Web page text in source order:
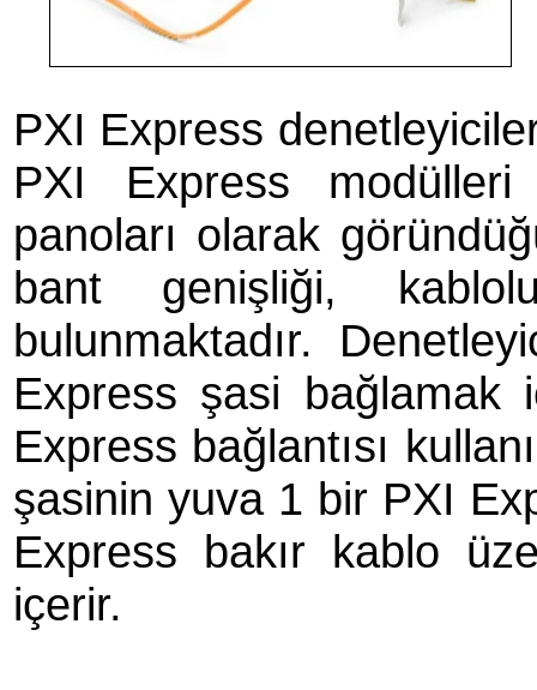
PXI Express
PXI Express
panoları olarak
bant genişliği,
bulunmaktadır.
Express şasi
Express bağlantısı
şasinin yuva 1 bir PXI
Express bakır kablo
içerir.